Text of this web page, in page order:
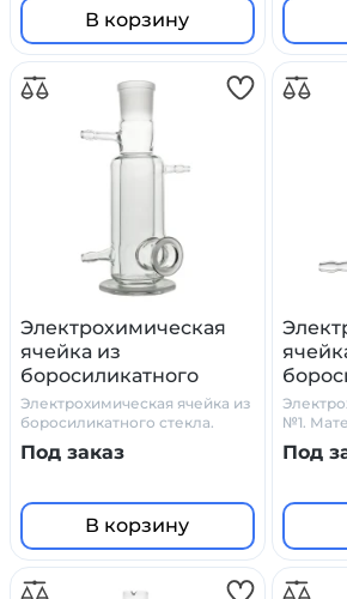
В корзину
Электрохимическая
ячейка из
боросиликатного
стекла №2
Электрохимическая ячейка из
боросиликатного стекла.
Производитель: Primelab
Под заказ
В корзину
№1.
Под